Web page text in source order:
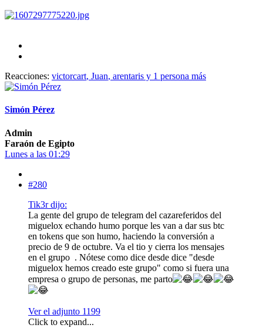
Reacciones: victorcart, Juan, arentaris y 1 persona más
Simón Pérez
Admin
Faraón de Egipto
Lunes a las 01:29
#280
Tik3r dijo:
La gente del grupo de telegram del cazareferidos del
miguelox echando humo porque les van a dar sus btc
en tokens que son humo, haciendo la conversión a
precio de 9 de octubre. Va el tio y cierra los mensajes
en el grupo . Nótese como dice desde dice "desde
miguelox hemos creado este grupo" como si fuera una
empresa o grupo de personas, me parto
Ver el adjunto 1199
Click to expand...